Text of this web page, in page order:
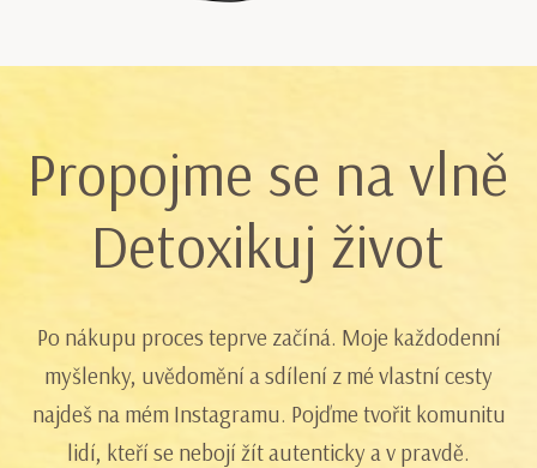
Propojme se na vlně
Detoxikuj život
Po nákupu proces teprve začíná. Moje každodenní
myšlenky, uvědomění a sdílení z mé vlastní cesty
najdeš na mém Instagramu. Pojďme tvořit komunitu
lidí, kteří se nebojí žít autenticky a v pravdě.